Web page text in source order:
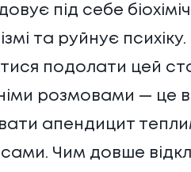
під себе
та руйнує психіку. І
подолати цей
розмовами — це
апендицит
Чим довше